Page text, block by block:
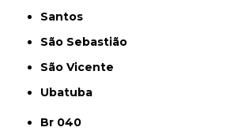
Santos
São Sebastião
São Vicente
Ubatuba
Br 040